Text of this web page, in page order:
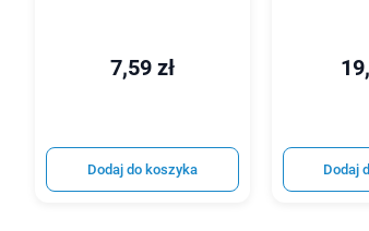
7,59 zł
Dodaj do koszyka Dodaj